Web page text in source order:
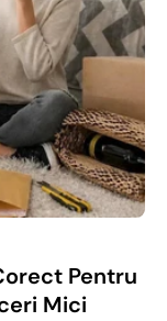
Pentru
Mici